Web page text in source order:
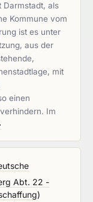
Darmstadt, als
Kommune vom
ist es unter
aus der
mit
einen
Im
Abt. 22 -
)